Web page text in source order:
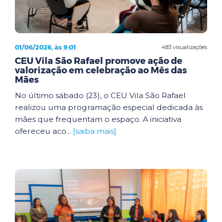
483 visualizações
01/06/2026, às 9:01
CEU Vila São Rafael promove ação de
valorização em celebração ao Mês das
Mães
No último sábado (23), o CEU Vila São Rafael
realizou uma programação especial dedicada às
mães que frequentam o espaço. A iniciativa
ofereceu aco... [saiba mais]